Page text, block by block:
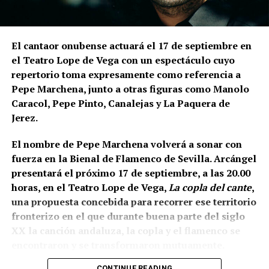
expresamente el desnivel del cerro de La Mota.
parte superior levantaron la muralla y, en una
posición inferior, una
estructura ataludada que
inicialmente servía como refuerzo o contrafuerte y
que posteriormente adquirió función de antemuro o
barbacana.Entre ambas estructuras se fueron
colocando rellenos de tierra separados por
tongadas de cal hasta conformar la liza,
documentada a una cota de 133,48 metros sobre el
nivel del mar.
El cantaor onubense actuará el 17 de septiembre en
el Teatro Lope de Vega con un espectáculo cuyo
repertorio toma expresamente como referencia a
Pepe Marchena, junto a otras figuras como Manolo
Caracol, Pepe Pinto, Canalejas y La Paquera de
Jerez.
El nombre de Pepe Marchena volverá a sonar con
fuerza en la Bienal de Flamenco de Sevilla. Arcángel
presentará el próximo 17 de septiembre, a las 20.00
horas, en el Teatro Lope de Vega,La copla del cante,
una propuesta concebida para recorrer ese territorio
fronterizo en el que durante buena parte del siglo
XX la canción andaluza, la copla y el flamenco se